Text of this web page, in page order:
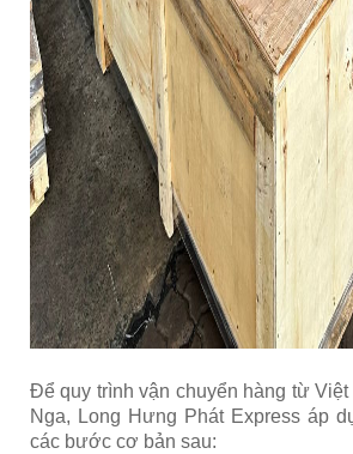
Để quy trình vận chuyển hàng từ
Nga, Long Hưng Phát Express áp
các bước cơ bản sau: